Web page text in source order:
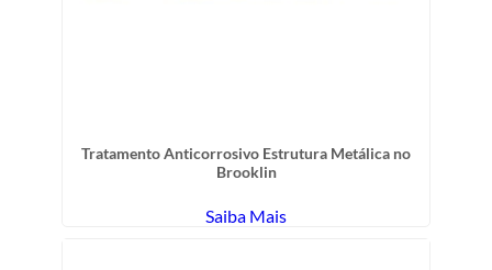
Tratamento Anticorrosivo Estrutura Metálica no
Brooklin
Saiba Mais